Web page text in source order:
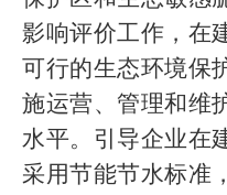
影响评价工作，在
可行的生态环境保
施运营、管理和维
水平。引导企业在
采用节能节水标准